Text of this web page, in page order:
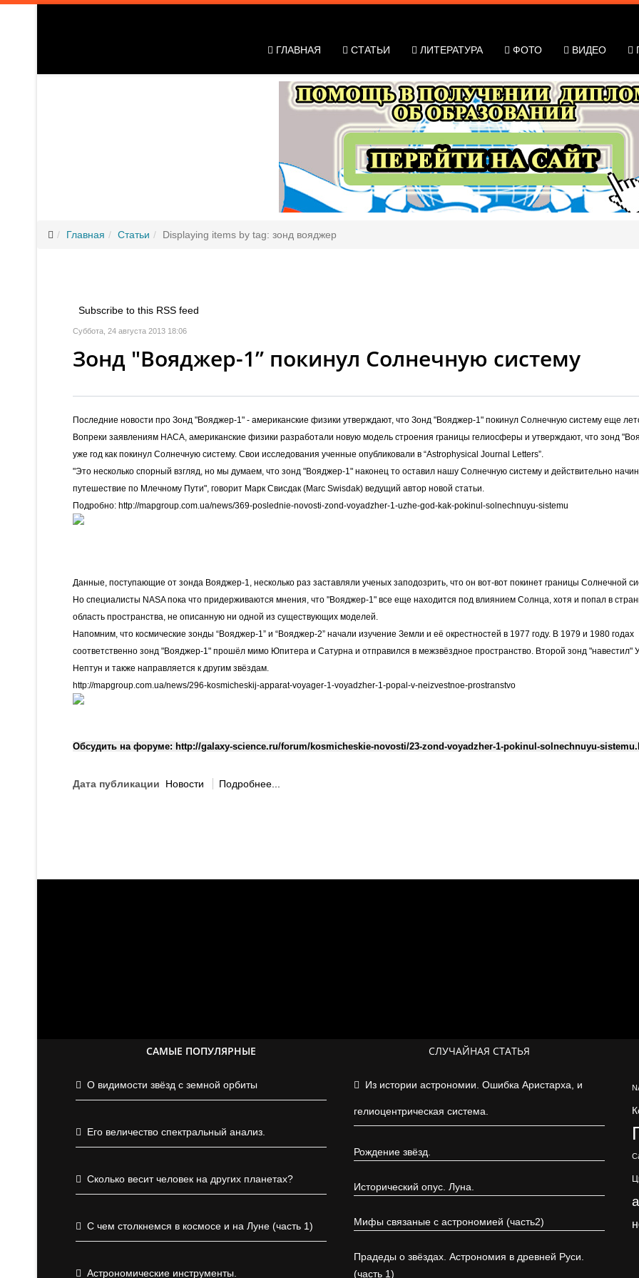
ГЛАВНАЯ СТАТЬИ ЛИТЕРАТУРА ФОТО ВИДЕО
Главная Статьи Displaying items by tag: зонд вояджер
Subscribe to this RSS feed
Суббота, 24 августа 2013 18:06
Зонд "Вояджер-1” покинул Солнечную систему
Последние новости про Зонд "Вояджер-1" - американские физики утверждают, что Зонд "Вояджер-1" покинул Солнечную систему еще
Вопреки заявлениям НАСА, американские физики разработали новую модель строения границы гелиосферы и утверждают, что зонд
уже год как покинул Солнечную систему. Свои исследования ученные опубликовали в “Astrophysical Journal Letters”.
"Это несколько спорный взгляд, но мы думаем, что зонд "Вояджер-1" наконец то оставил нашу Солнечную систему и действительно
путешествие по Млечному Пути", говорит Марк Свисдак (Marc Swisdak) ведущий автор новой статьи.
Подробно: http://mapgroup.com.ua/news/369-poslednie-novosti-zond-voyadzher-1-uzhe-god-kak-pokinul-solnechnuyu-sistemu
Данные, поступающие от зонда Вояджер-1, несколько раз заставляли ученых заподозрить, что он вот-вот покинет границы Солнечной
Но специалисты NASA пока что придерживаются мнения, что "Вояджер-1" все еще находится под влиянием Солнца, хотя и попал в
область пространства, не описанную ни одной из существующих моделей.
Напомним, что космические зонды “Вояджер-1” и “Вояджер-2” начали изучение Земли и её окрестностей в 1977 году. В 1979 и 1980 годах
соответственно зонд "Вояджер-1" прошёл мимо Юпитера и Сатурна и отправился в межзвёздное пространство. Второй зонд "навестил"
Нептун и также направляется к другим звёздам.
http://mapgroup.com.ua/news/296-kosmicheskij-apparat-voyager-1-voyadzher-1-popal-v-neizvestnoe-prostranstvo
Обсудить на форуме: http://galaxy-science.ru/forum/kosmicheskie-novosti/23-zond-voyadzher-1-pokinul-solnechnuyu-
Дата публикации Новости Подробнее...
САМЫЕ ПОПУЛЯРНЫЕ
О видимости звёзд с земной орбиты
Его величество спектральный анализ.
Сколько весит человек на других планетах?
С чем столкнемся в космосе и на Луне (часть 1)
Астрономические инструменты.
СЛУЧАЙНАЯ СТАТЬЯ
Из истории астрономии. Ошибка Аристарха, и
гелиоцентрическая система.
Рождение звёзд.
Исторический опус. Луна.
Мифы связаные с астрономией (часть2)
Прадеды о звёздах. Астрономия в древней Руси.
(часть 1)